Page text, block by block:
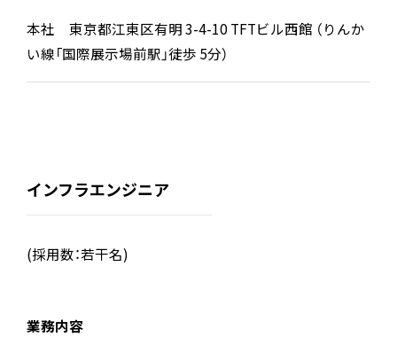
本社 東京都江東区有明 3-4-10 TFTビル西館 （りんか
い線「国際展示場前駅」徒歩 5分）
インフラエンジニア
(採用数：若干名)
業務内容